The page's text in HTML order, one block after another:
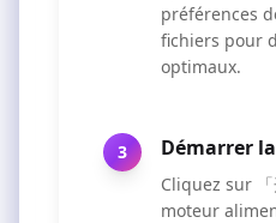
préférences
fichiers pour
optimaux.
3 Démarrer
Cliquez sur
moteur